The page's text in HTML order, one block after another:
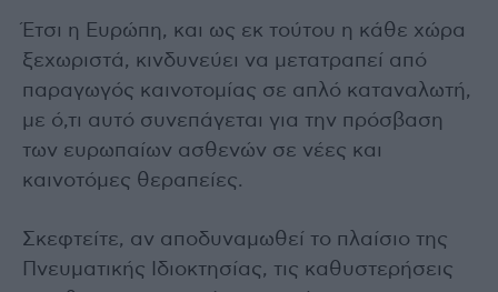
Έτσι η Ευρώπη, και ως εκ τούτου η κάθε χώρα
ξεχωριστά, κινδυνεύει να μετατραπεί από
παραγωγός καινοτομίας σε απλό καταναλωτή,
με ό,τι αυτό συνεπάγεται για την πρόσβαση
των ευρωπαίων ασθενών σε νέες και
καινοτόμες θεραπείες.
Σκεφτείτε, αν αποδυναμωθεί το πλαίσιο της
Πνευματικής Ιδιοκτησίας, τις καθυστερήσεις